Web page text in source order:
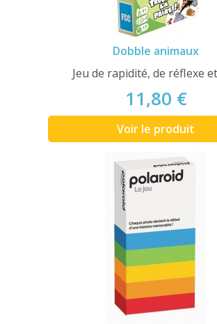
Dobble animaux
Jeu de rapidité, de réflexe et
11,80 €
Voir le produit